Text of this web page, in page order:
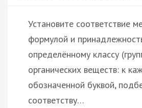
Установите соответствие
формулой и
определённому классу
органических веществ: к
обозначенной буквой,
соответству…